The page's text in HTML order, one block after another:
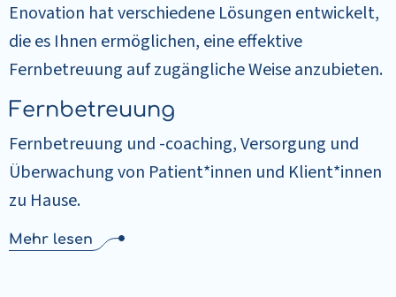
Enovation hat verschiedene Lösungen entwickelt,
die es Ihnen ermöglichen, eine effektive
Fernbetreuung auf zugängliche Weise anzubieten.
Fernbetreuung
Fernbetreuung und -coaching, Versorgung und
Überwachung von Patient*innen und Klient*innen
zu Hause.
Mehr lesen